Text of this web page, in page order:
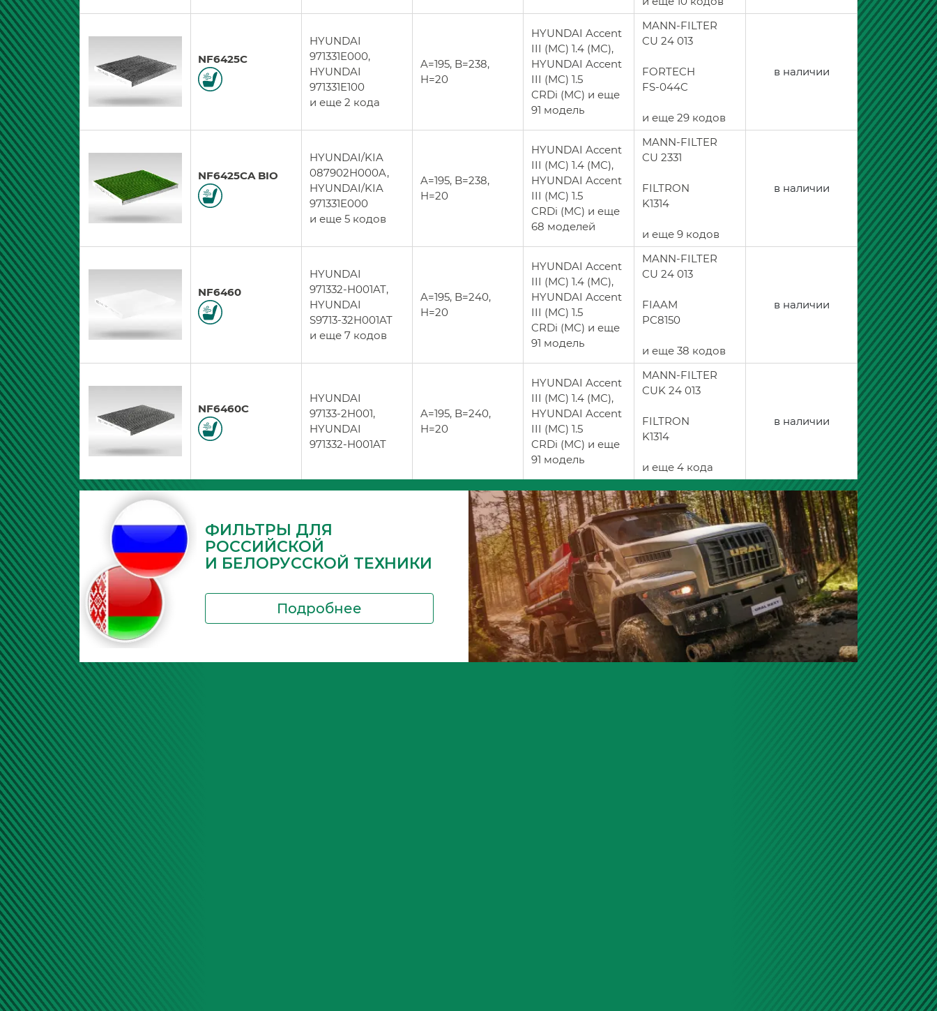
NF6425C
HYUNDAI
971331E000,
HYUNDAI
971331E100
и еще 2 кода
A=195, B=238,
H=20
HYUNDAI Accent
III (MC) 1.4 (MC),
HYUNDAI Accent
III (MC) 1.5
CRDi (MC) и еще
91 модель
MANN-FILTER
CU 24 013
FORTECH
FS-044C
и еще 29 кодов
в наличии
NF6425CA BIO
HYUNDAI/KIA
087902H000A,
HYUNDAI/KIA
971331E000
и еще 5 кодов
A=195, B=238,
H=20
HYUNDAI Accent
III (MC) 1.4 (MC),
HYUNDAI Accent
III (MC) 1.5
CRDi (MC) и еще
68 моделей
MANN-FILTER
CU 2331
FILTRON
K1314
и еще 9 кодов
в наличии
NF6460
HYUNDAI
971332-H001AT,
HYUNDAI
S9713-32H001AT
и еще 7 кодов
A=195, B=240,
H=20
HYUNDAI Accent
III (MC) 1.4 (MC),
HYUNDAI Accent
III (MC) 1.5
CRDi (MC) и еще
91 модель
MANN-FILTER
CU 24 013
FIAAM
PC8150
и еще 38 кодов
в наличии
NF6460C
HYUNDAI
97133-2H001,
HYUNDAI
971332-H001AT
A=195, B=240,
H=20
HYUNDAI Accent
III (MC) 1.4 (MC),
HYUNDAI Accent
III (MC) 1.5
CRDi (MC) и еще
91 модель
MANN-FILTER
CUK 24 013
FILTRON
K1314
и еще 4 кода
в наличии
ФИЛЬТРЫ ДЛЯ
РОССИЙСКОЙ
И БЕЛОРУССКОЙ ТЕХНИКИ
Подробнее